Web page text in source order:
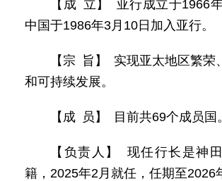
【成 立】 亚行成立于1966
中国于1986年3月10日加入亚行。
【宗 旨】 实现亚太地区繁荣
和可持续发展。
【成 员】 目前共69个成员国。
【负责人】 现任行长是神
籍，2025年2月就任，任期至2026